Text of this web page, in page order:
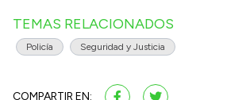
TEMAS RELACIONADOS
Policía Seguridad y Justicia
COMPARTIR EN: